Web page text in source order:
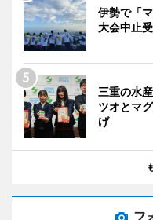
伊勢で「
大会中止
三重の水
ツオとマ
げ
フ